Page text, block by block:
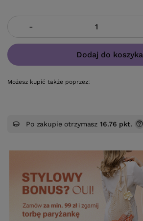
-
Dodaj do koszyka
Możesz kupić także poprzez:
Po zakupie otrzymasz16.76 pkt.